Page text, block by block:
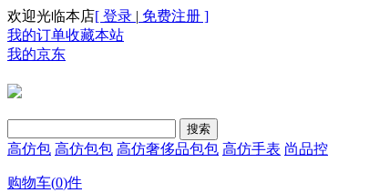
欢迎光临本店[ 登录 | 免费注册 ]
我的订单收藏本站
我的京东
高仿包 高仿包包 高仿奢侈品包包 高仿手表 尚品控
购物车(0)件